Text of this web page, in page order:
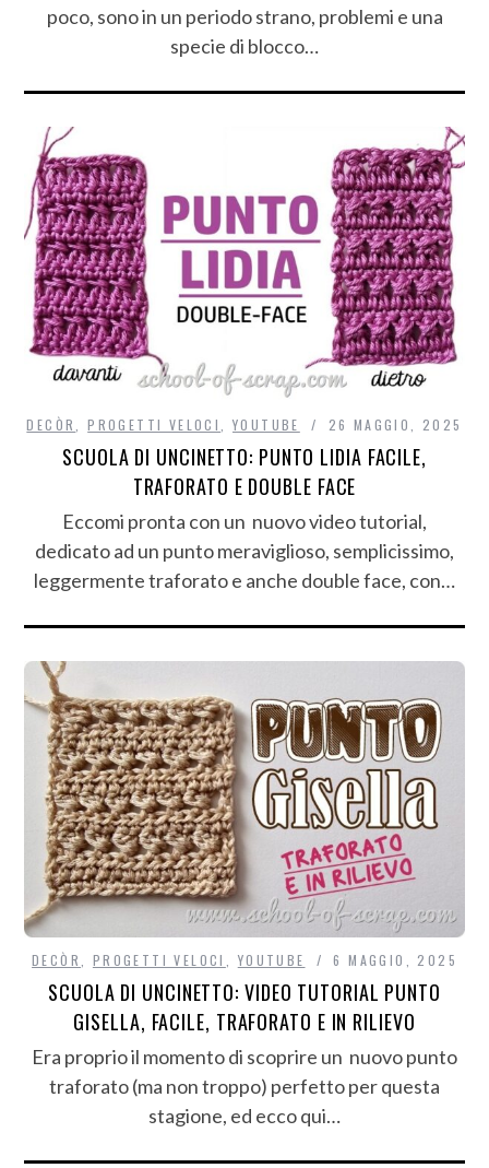
poco, sono in un periodo strano, problemi e una
specie di blocco…
DECÒR ,PROGETTI VELOCI YOUTUBE 26 MAGGIO, 2025
SCUOLA DI UNCINETTO: PUNTO LIDIA FACILE,
TRAFORATO E DOUBLE FACE
Eccomi pronta con un nuovo video tutorial,
dedicato ad un punto meraviglioso, semplicissimo,
leggermente traforato e anche double face, con…
DECÒR PROGETTI VELOCI YOUTUBE 6 MAGGIO, 2025
SCUOLA DI UNCINETTO: VIDEO TUTORIAL PUNTO
GISELLA, FACILE, TRAFORATO E IN RILIEVO
Era proprio il momento di scoprire un nuovo punto
traforato (ma non troppo) perfetto per questa
stagione, ed ecco qui…